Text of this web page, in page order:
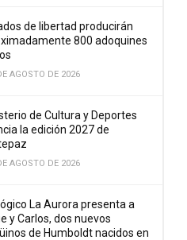
de libertad producirán
800 adoquines
AGOSTO DE 2026
de Cultura y Deportes
la edición 2027 de
AGOSTO DE 2026
La Aurora presenta a
y Carlos, dos nuevos
de Humboldt nacidos en